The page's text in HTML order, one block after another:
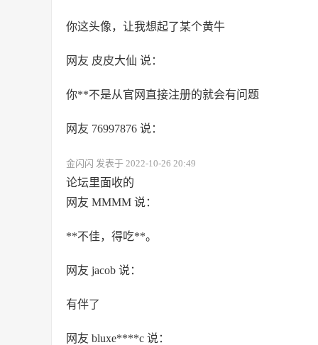
你这头像，让我想起了某个黄牛
网友 皮皮大仙 说：
你**不是从官网直接注册的就会有问题
网友 76997876 说：
金闪闪 发表于 2022-10-26 20:49
论坛里面收的
网友 MMMM 说：
**不佳，得吃**。
网友 jacob 说：
有伴了
网友 bluxe****c 说：